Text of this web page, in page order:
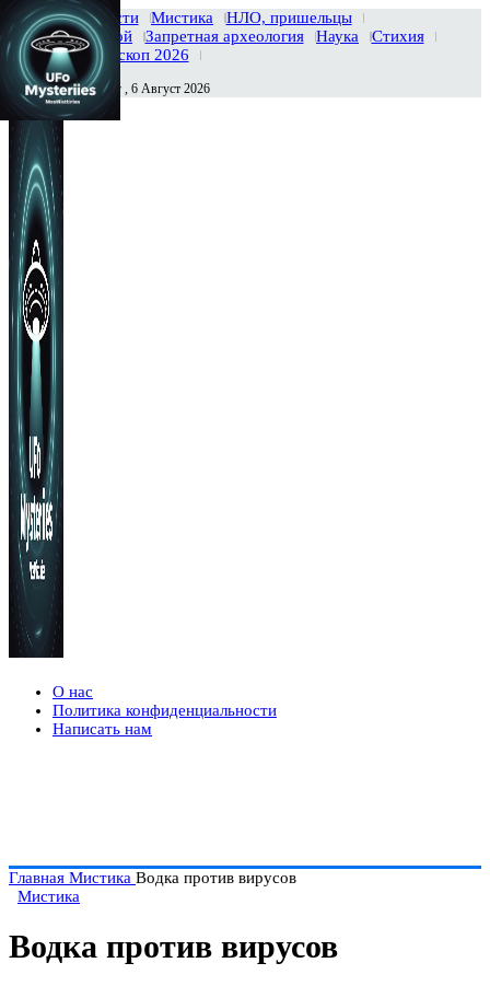
Главная Новости Мистика
НЛО, пришельцы
Тайны вселенной
Запретная археология Наука
Стихия
История
Гороскоп 2026
Сегодня Четверг , 6 Август 2026
О нас
Политика конфиденциальности
Написать нам
Главная Мистика Водка против вирусов
Мистика
Водка против вирусов